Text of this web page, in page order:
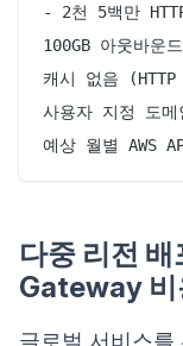
- 2천 5백만
100GB 아웃바
캐시 없음
사용자 지정 도
다중 리전
Gateway 비
글로벌 서비스